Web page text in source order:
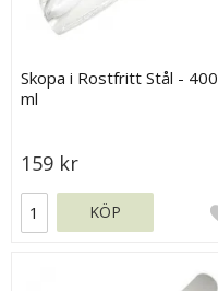
Skopa i Rostfritt Stål - 400
ml
159 kr
KÖP